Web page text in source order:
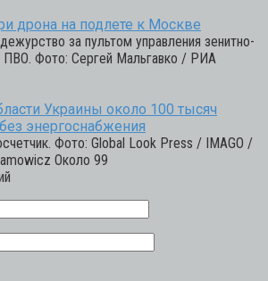
дрона на подлете к Москве
за пультом управления зенитно-
ПВО. Фото: Сергей Мальгавко / РИА
Украины около 100 тысяч
энергоснабжения
Фото: Global Look Press / IMAGO /
Около 99